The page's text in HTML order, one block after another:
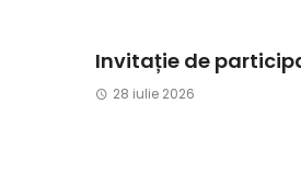
Invitație de
28 iulie 2026